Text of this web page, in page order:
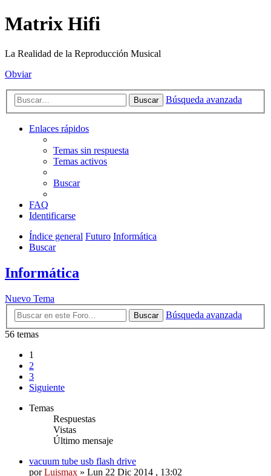
Matrix Hifi
La Realidad de la Reproducción Musical
Obviar
Buscar Búsqueda avanzada
Enlaces rápidos
Temas sin respuesta
Temas activos
Buscar
FAQ
Identificarse
Índice general Futuro Informática
Buscar
Informática
Nuevo Tema
Buscar
Búsqueda avanzada
56 temas
1
2
3
Siguiente
Temas
Respuestas
Vistas
Último mensaje
vacuum tube usb flash drive
porLuismax » Lun 22 Dic 2014 , 13:02